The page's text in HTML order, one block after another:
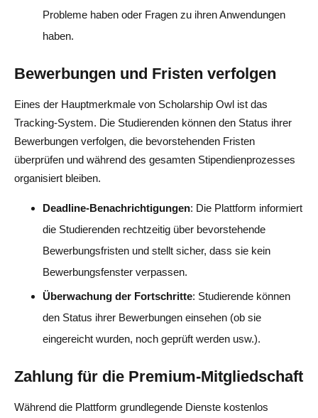
Probleme haben oder Fragen zu ihren Anwendungen
haben.
Bewerbungen und Fristen verfolgen
Eines der Hauptmerkmale von Scholarship Owl ist das
Tracking-System. Die Studierenden können den Status ihrer
Bewerbungen verfolgen, die bevorstehenden Fristen
überprüfen und während des gesamten Stipendienprozesses
organisiert bleiben.
Deadline-Benachrichtigungen: Die Plattform informiert
die Studierenden rechtzeitig über bevorstehende
Bewerbungsfristen und stellt sicher, dass sie kein
Bewerbungsfenster verpassen.
Überwachung der Fortschritte: Studierende können
den Status ihrer Bewerbungen einsehen (ob sie
eingereicht wurden, noch geprüft werden usw.).
Zahlung für die Premium-Mitgliedschaft
Während die Plattform grundlegende Dienste kostenlos